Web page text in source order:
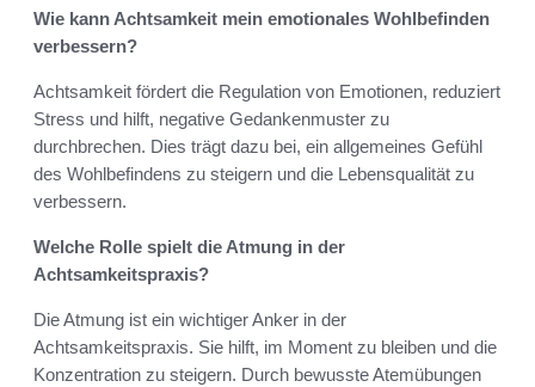
Wie kann Achtsamkeit mein emotionales Wohlbefinden
verbessern?
Achtsamkeit fördert die Regulation von Emotionen, reduziert
Stress und hilft, negative Gedankenmuster zu
durchbrechen. Dies trägt dazu bei, ein allgemeines Gefühl
des Wohlbefindens zu steigern und die Lebensqualität zu
verbessern.
Welche Rolle spielt die Atmung in der
Achtsamkeitspraxis?
Die Atmung ist ein wichtiger Anker in der
Achtsamkeitspraxis. Sie hilft, im Moment zu bleiben und die
Konzentration zu steigern. Durch bewusste Atemübungen